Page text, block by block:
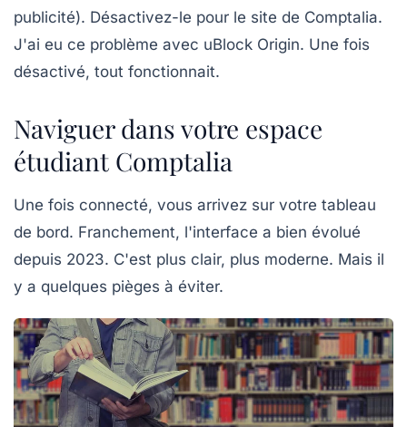
publicité). Désactivez-le pour le site de Comptalia.
J'ai eu ce problème avec uBlock Origin. Une fois
désactivé, tout fonctionnait.
Naviguer dans votre espace
étudiant Comptalia
Une fois connecté, vous arrivez sur votre tableau
de bord. Franchement, l'interface a bien évolué
depuis 2023. C'est plus clair, plus moderne. Mais il
y a quelques pièges à éviter.